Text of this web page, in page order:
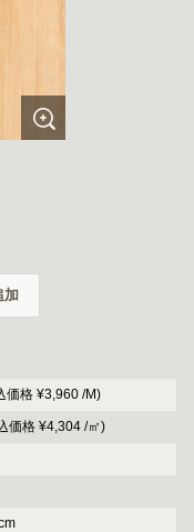
加
価格 ¥3,960 /M)
価格 ¥4,304 /㎡)